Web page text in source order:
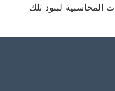
المحاسبية لبنود تلك